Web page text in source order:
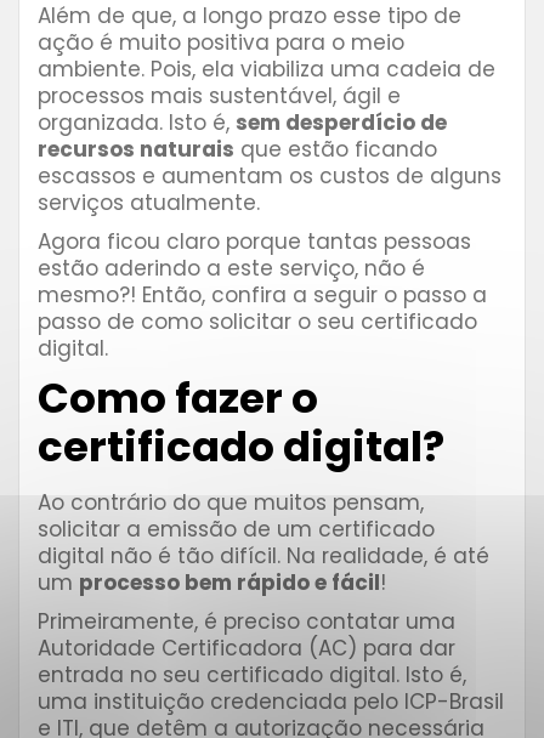
Além de que, a longo prazo esse tipo de
ação é muito positiva para o meio
ambiente. Pois, ela viabiliza uma cadeia de
processos mais sustentável, ágil e
organizada. Isto é, sem desperdício de
recursos naturais que estão ficando
escassos e aumentam os custos de alguns
serviços atualmente.
Agora ficou claro porque tantas pessoas
estão aderindo a este serviço, não é
mesmo?! Então, confira a seguir o passo a
passo de como solicitar o seu certificado
digital.
Como fazer o
certificado digital?
Ao contrário do que muitos pensam,
solicitar a emissão de um certificado
digital não é tão difícil. Na realidade, é até
um processo bem rápido e fácil!
Primeiramente, é preciso contatar uma
Autoridade Certificadora (AC) para dar
entrada no seu certificado digital. Isto é,
uma instituição credenciada pelo ICP-Brasil
e ITI, que detêm a autorização necessária